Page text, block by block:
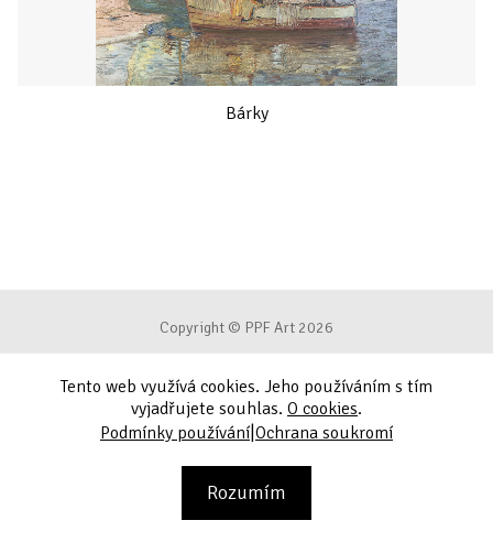
Bárky
Copyright © PPF Art 2026
Podmínky používání
Ochrana soukromí
Tento web využívá cookies. Jeho používáním s tím
vyjadřujete souhlas. O cookies.
Podmínky používání|Ochrana soukromí
Rozumím